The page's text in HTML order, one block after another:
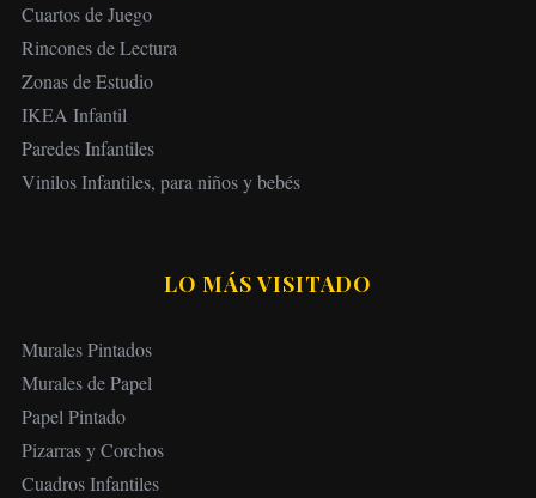
Cuartos de Juego
Rincones de Lectura
Zonas de Estudio
IKEA Infantil
Paredes Infantiles
Vinilos Infantiles, para niños y bebés
LO MÁS VISITADO
Murales Pintados
Murales de Papel
Papel Pintado
Pizarras y Corchos
Cuadros Infantiles